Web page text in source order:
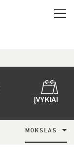
ĮVYKIAI
MOKSLAS